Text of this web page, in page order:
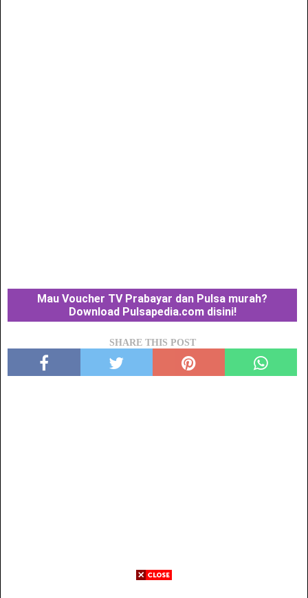
Mau Voucher TV Prabayar dan Pulsa murah?
Download Pulsapedia.com disini!
SHARE THIS POST